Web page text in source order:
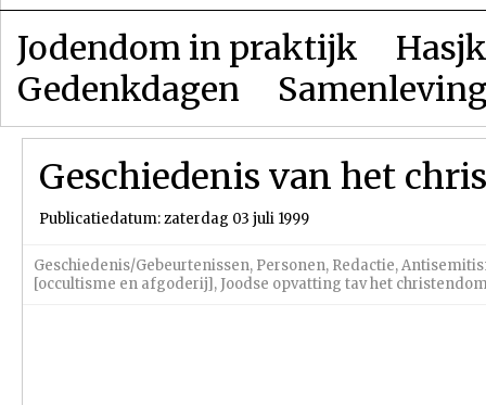
Jodendom in praktijk
Gedenkdagen
Geschiedenis van het
Publicatiedatum: zaterdag 03 juli 1999
Geschiedenis/Gebeurtenissen, Personen, Redactie,
[occultisme en afgoderij], Joodse opvatting tav het